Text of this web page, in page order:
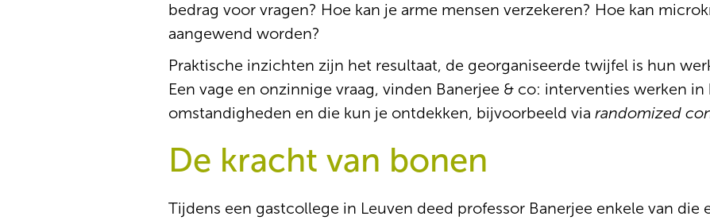
bedrag voor vragen? Hoe kan je arme mensen verzekeren? Hoe kan
aangewend worden?
Praktische inzichten zijn het resultaat, de georganiseerde twijfel is hun
Een vage en onzinnige vraag, vinden Banerjee & co: interventies werken in
omstandigheden en die kun je ontdekken, bijvoorbeeld via randomized
De kracht van bonen
Tijdens een gastcollege in Leuven deed professor Banerjee enkele van die